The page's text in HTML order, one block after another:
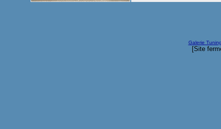
Galerie
[Site